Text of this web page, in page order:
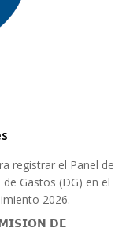
registrar el Panel de
Gastos (DG) en el
2026.
𝗗𝗘